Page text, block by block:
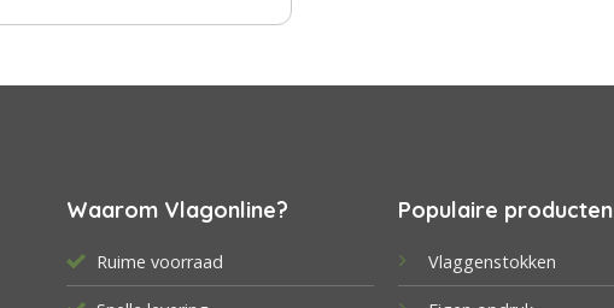
Waarom Vlagonline?
Ruime voorraad
Populaire producten
Vlaggenstokken